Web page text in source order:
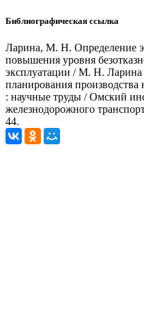
Библиографическая ссылка
Ларина, М. Н. Определение
повышения уровня
эксплуатации / М. Н.
планирования
: научные труды / Омский
железнодорожного
44.